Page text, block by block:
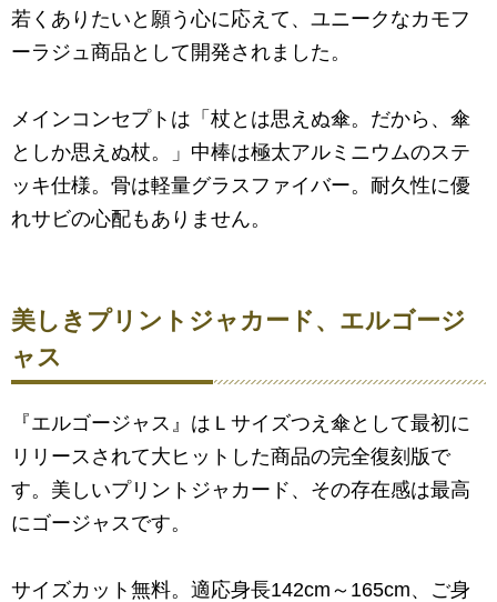
若くありたいと願う心に応えて、ユニークなカモフ
ーラジュ商品として開発されました。
メインコンセプトは「杖とは思えぬ傘。だから、傘
としか思えぬ杖。」中棒は極太アルミニウムのステ
ッキ仕様。骨は軽量グラスファイバー。耐久性に優
れサビの心配もありません。
美しきプリントジャカード、エルゴージ
ャス
『エルゴージャス』はＬサイズつえ傘として最初に
リリースされて大ヒットした商品の完全復刻版で
す。美しいプリントジャカード、その存在感は最高
にゴージャスです。
サイズカット無料。適応身長142cm～165cm、ご身